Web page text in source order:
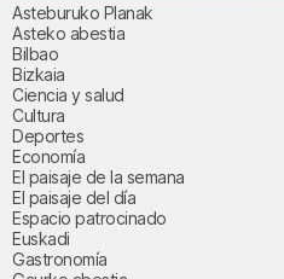
Asteburuko Planak
Asteko abestia
Bilbao
Bizkaia
Ciencia y salud
Cultura
Deportes
Economía
El paisaje de la semana
El paisaje del día
Espacio patrocinado
Euskadi
Gastronomía